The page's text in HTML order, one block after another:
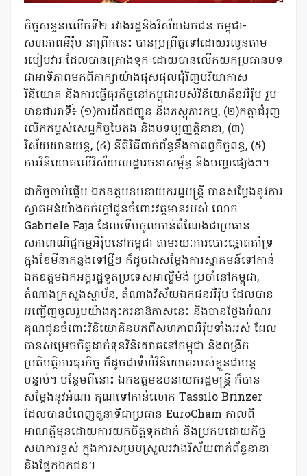
កិច្ចសន្ទនាលើកទី២ រវាងរដ្ឋនិងវិស័យឯកជន កម្ពុជា-
សហភាពអឺរ៉ុប នាព្រឹកនេះ បានប្រព្រឹត្តទៅដោយរលូនតាម
របៀបវារៈដែលបានគ្រោងទុក ដោយបានលើកយកប្រធានបទ
ជាអាទិភាពមកពិភាក្សាយ៉ាងផុសផុលជុំវិញបរិយាកាស
វិនិយោគ និងការធ្វើធុរកិច្ចនៅកម្ពុជារបស់វិនិយោគិនអឺរ៉ុប រួម
មានជាអាទិ៍៖ (១)ការដឹកជញ្ជូន និងភស្តុភារកម្ម, (២)កត្តាជំរុញ
លើកកម្ពស់សេដ្ឋកិច្ចបៃតង និងបទប្បញ្ញត្តិនានា, (៣)
វិស័យយានយន្ត, (៤) នីតិវិធីពាក់ព័ន្ធនឹងកាតព្វកិច្ចពន្ធ, (៥)
ការវិនិយោគលើវិស័យហេដ្ឋារចនាសម្ព័ន្ធ និងបញ្ហាផ្សេងៗ។
ជាកិច្ចចាប់ផ្ដើម ឯកឧត្តមឧបនាយករដ្ឋមន្ត្រី បានសម្តែងនូវការ
ស្វាគមន៍យ៉ាងកក់ក្តៅជូនចំពោះវត្តមានរបស់ លោក
Gabriele Faja ដែលទើបចូលកាន់តំណែងជាប្រធាន
សភាពាណិជ្ជកម្មអឺរ៉ុបនៅកម្ពុជា តាមរយៈការបោះឆ្នោតគាំទ្រ
ក្នុងខែមីនាកន្លងទៅថ្មីៗ ក៏ដូចជាសម្តែងការស្វាគមន៍ទៅកាន់
ឯកឧត្តមឯកអគ្គរដ្ឋទូតប្រទេសអាល្លឺម៉ង់ ប្រចាំនៅកម្ពុជា,
តំណាងក្រសួងស្ថាប័ន, តំណាងវិស័យឯកជនអឺរ៉ុប ដែលបាន
អញ្ជើញចូលរួមយ៉ាងកុះករនាឱកាសនេះ និងបានថ្លែងអំណរ
គុណជូនចំពោះវិនិយោគិនមកពីសហភាពអឺរ៉ុបទាំងអស់ ដែល
បានសម្រេចចិត្តដាក់ទុនវិនិយោគនៅកម្ពុជា និងពង្រីក
ប្រតិបត្តិការធុរកិច្ច ក៏ដូចជាទំហំវិនិយោគរបស់ខ្លួនជាបន្ត
បន្ទាប់។ បន្ថែមពីនោះ ឯកឧត្តមឧបនាយករដ្ឋមន្ត្រី ក៏បាន
សម្តែងនូវអំណរ គុណទៅកាន់លោក Tassilo Brinzer
ដែលបានបំពេញតួនាទីជាប្រធាន EuroCham កាលពី
អាណត្តិមុនដោយការយកចិត្តទុកដាក់ និងប្រកបដោយកិច្ច
សហការខ្ពស់ ក្នុងការសម្របស្រួលរវាងវិស័យពាក់ព័ន្ធនានា
និងផ្នែកឯកជន។